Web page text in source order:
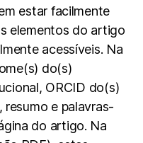
estar facilmente
elementos do artigo
acessíveis. Na
do(s)
ORCID do(s)
e palavras-
do artigo. Na